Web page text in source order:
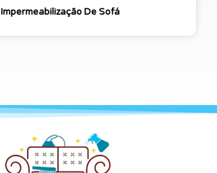
Impermeabilização De Sofá